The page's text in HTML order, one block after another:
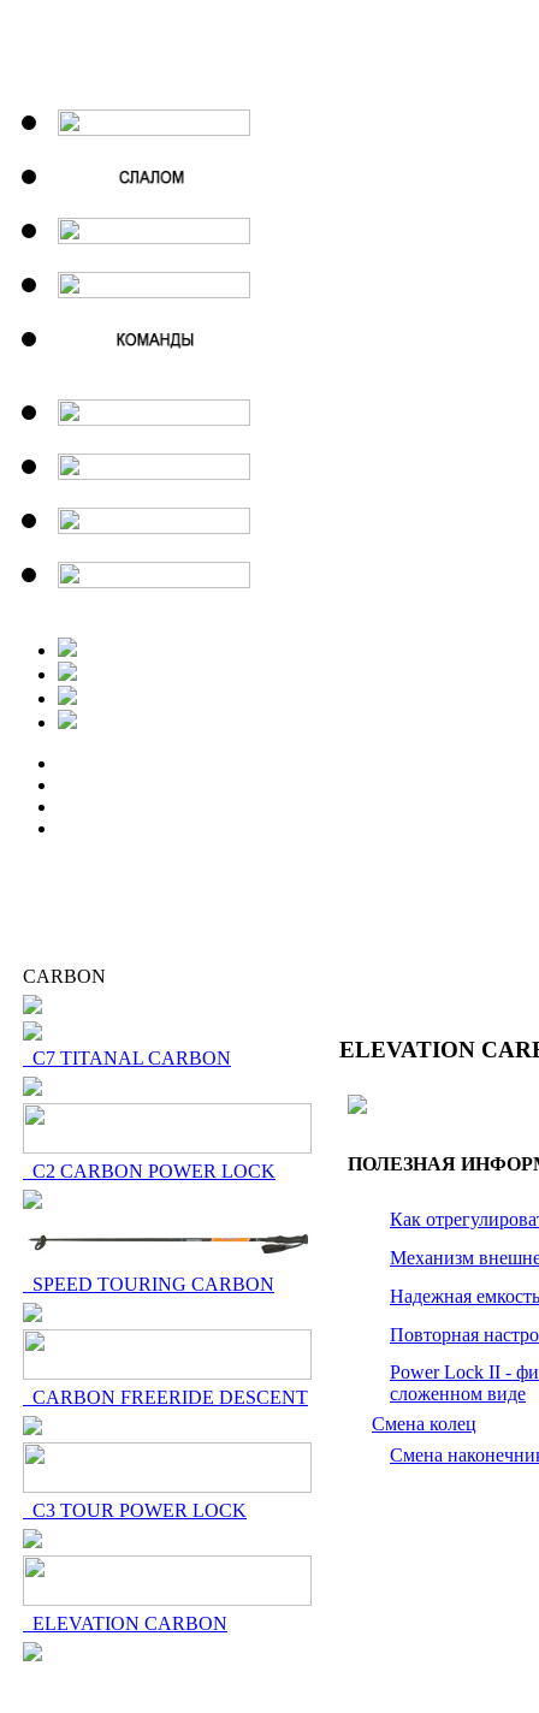
CARBON
C7 TITANAL CARBON
C2 CARBON POWER LOCK
SPEED TOURING CARBON
CARBON FREERIDE DESCENT
C3 TOUR POWER LOCK
ELEVATION CARBON
ELEVATION
ПОЛЕЗНАЯ
Как
Механизм
Надежная емкость
Повторная
Power Lock II -
сложенном виде
Смена колец
Смена